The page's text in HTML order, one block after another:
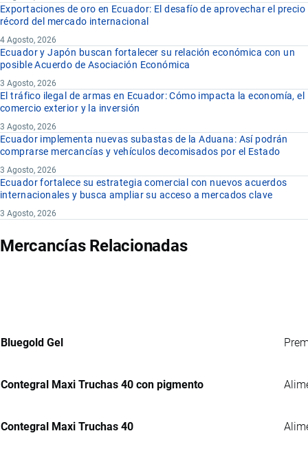
Exportaciones de oro en Ecuador: El desafío de aprovechar el precio
récord del mercado internacional
4 Agosto, 2026
Ecuador y Japón buscan fortalecer su relación económica con un
posible Acuerdo de Asociación Económica
3 Agosto, 2026
El tráfico ilegal de armas en Ecuador: Cómo impacta la economía, el
comercio exterior y la inversión
3 Agosto, 2026
Ecuador implementa nuevas subastas de la Aduana: Así podrán
comprarse mercancías y vehículos decomisados por el Estado
3 Agosto, 2026
Ecuador fortalece su estrategia comercial con nuevos acuerdos
internacionales y busca ampliar su acceso a mercados clave
3 Agosto, 2026
Mercancías Relacionadas
Bluegold Gel
Contegral Maxi Truchas 40 con pigmento
Contegral Maxi Truchas 40